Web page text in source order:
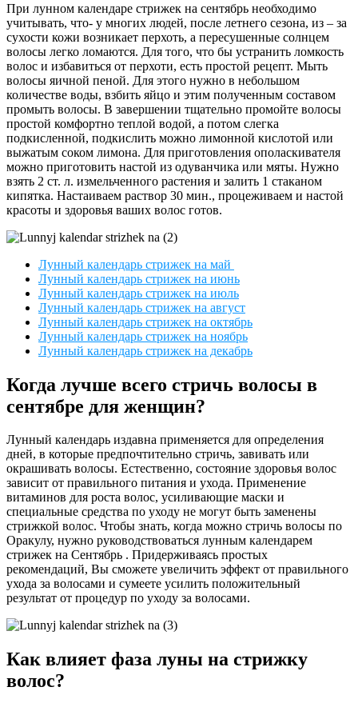
При лунном календаре стрижек на сентябрь необходимо
учитывать, что- у многих людей, после летнего сезона, из – за
сухости кожи возникает перхоть, а пересушенные солнцем
волосы легко ломаются. Для того, что бы устранить ломкость
волос и избавиться от перхоти, есть простой рецепт. Мыть
волосы яичной пеной. Для этого нужно в небольшом
количестве воды, взбить яйцо и этим полученным составом
промыть волосы. В завершении тщательно промойте волосы
простой комфортно теплой водой, а потом слегка
подкисленной, подкислить можно лимонной кислотой или
выжатым соком лимона. Для приготовления ополаскивателя
можно приготовить настой из одуванчика или мяты. Нужно
взять 2 ст. л. измельченного растения и залить 1 стаканом
кипятка. Настаиваем раствор 30 мин., процеживаем и настой
красоты и здоровья ваших волос готов.
Лунный календарь стрижек на май
Лунный календарь стрижек на июнь
Лунный календарь стрижек на июль
Лунный календарь стрижек на август
Лунный календарь стрижек на октябрь
Лунный календарь стрижек на ноябрь
Лунный календарь стрижек на декабрь
Когда лучше всего стричь волосы в
сентябре для женщин?
Лунный календарь издавна применяется для определения
дней, в которые предпочтительно стричь, завивать или
окрашивать волосы. Естественно, состояние здоровья волос
зависит от правильного питания и ухода. Применение
витаминов для роста волос, усиливающие маски и
специальные средства по уходу не могут быть заменены
стрижкой волос. Чтобы знать, когда можно стричь волосы по
Оракулу, нужно руководствоваться лунным календарем
стрижек на Сентябрь . Придерживаясь простых
рекомендаций, Вы сможете увеличить эффект от правильного
ухода за волосами и сумеете усилить положительный
результат от процедур по уходу за волосами.
Как влияет фаза луны на стрижку
волос?